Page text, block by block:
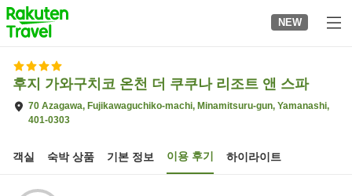
to
top
page
NEW
후지 가와구치코 온천 더 쿠쿠나 리조트 앤 스파
70 Azagawa, Fujikawaguchiko-machi, Minamitsuru-gun, Yamanashi,
401-0303
객실 숙박 상품 기본 정보 이용 후기 하이라이트